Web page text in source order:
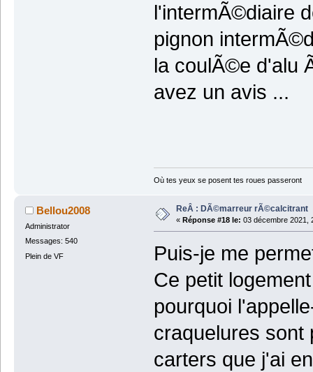
l'intermÃ©diaire
pignon
la coulÃ©e d'alu
avez un avis ...
Où tes yeux se posent tes roues passeront
Bellou2008
Administrator
Messages: 540
Plein de VF
ReÂ : DÃ©marreur rÃ©calcitrant
« Réponse #18 le: 03 décembre 2021,
Puis-je me
Ce petit
pourquoi
craquelures sont
carters que j'ai